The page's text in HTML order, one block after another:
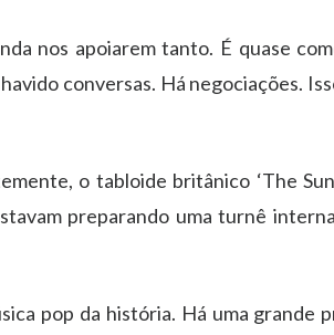
nos apoiarem tanto. É quase
conversas. Há negociações.
o tabloide britânico ‘The
preparando uma turnê
pop da história. Há uma grande